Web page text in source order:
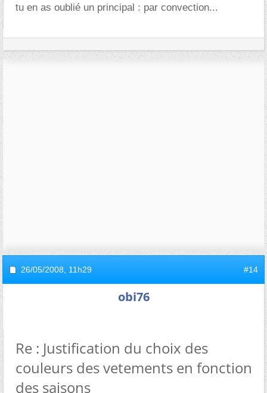
tu en as oublié un principal : par convection...
26/05/2008, 11h29 #14
obi76
Re : Justification du choix des
couleurs des vetements en fonction
des saisons